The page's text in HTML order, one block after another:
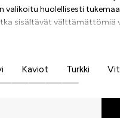
valikoitu huolellisesti
sisältävät välttämättömiä
tai tarvitseeko se
Kaviot Turkki